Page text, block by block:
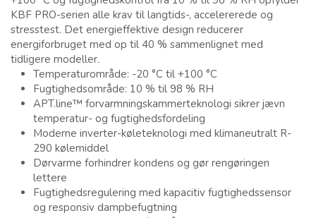
KBF PRO-serien alle krav til langtids-, accelererede og
stresstest. Det energieffektive design reducerer
energiforbruget med op til 40 % sammenlignet med
tidligere modeller.
Temperaturområde: -20 °C til +100 °C
Fugtighedsområde: 10 % til 98 % RH
APT.line™ forvarmningskammerteknologi sikrer jævn
temperatur- og fugtighedsfordeling
Moderne inverter-køleteknologi med klimaneutralt R-
290 kølemiddel
Dørvarme forhindrer kondens og gør rengøringen
lettere
Fugtighedsregulering med kapacitiv fugtighedssensor
og responsiv dampbefugtning